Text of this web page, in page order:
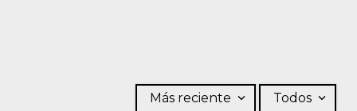
Más reciente Todos